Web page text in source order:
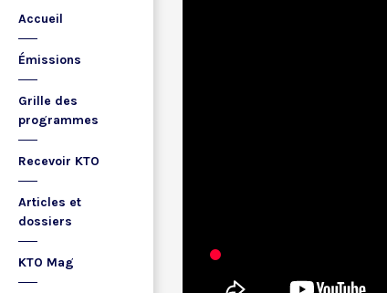
Accueil
Émissions
Grille des
programmes
Recevoir KTO
Articles et
dossiers
KTO Mag